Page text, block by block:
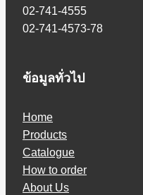
02-741-4555
02-741-4573-78
ข้อมูลทั่วไป
Home
Products
Catalogue
How to order
About Us